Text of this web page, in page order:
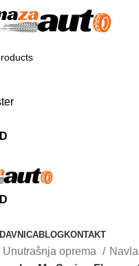
BLOGKONTAKT
Unutrašnja oprema